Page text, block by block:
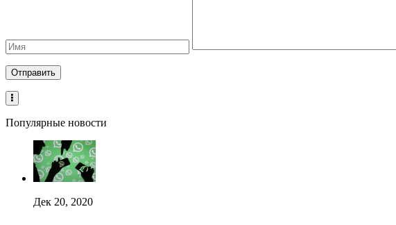
Популярные новости
Дек 20, 2020